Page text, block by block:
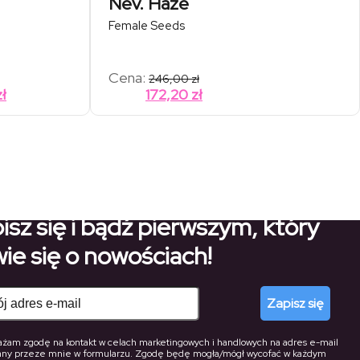
zł
Zakres
cen:
Female Seeds
Cena: 246,00zł
172,20 zł
się i bądź pierwszym, który
się o nowościach!
zgodę na kontakt w celach marketingowych i handlowych na adres e-mail
przeze mnie w formularzu. Zgodę będę mogła/mógł wycofać w każdym
Zapisz się